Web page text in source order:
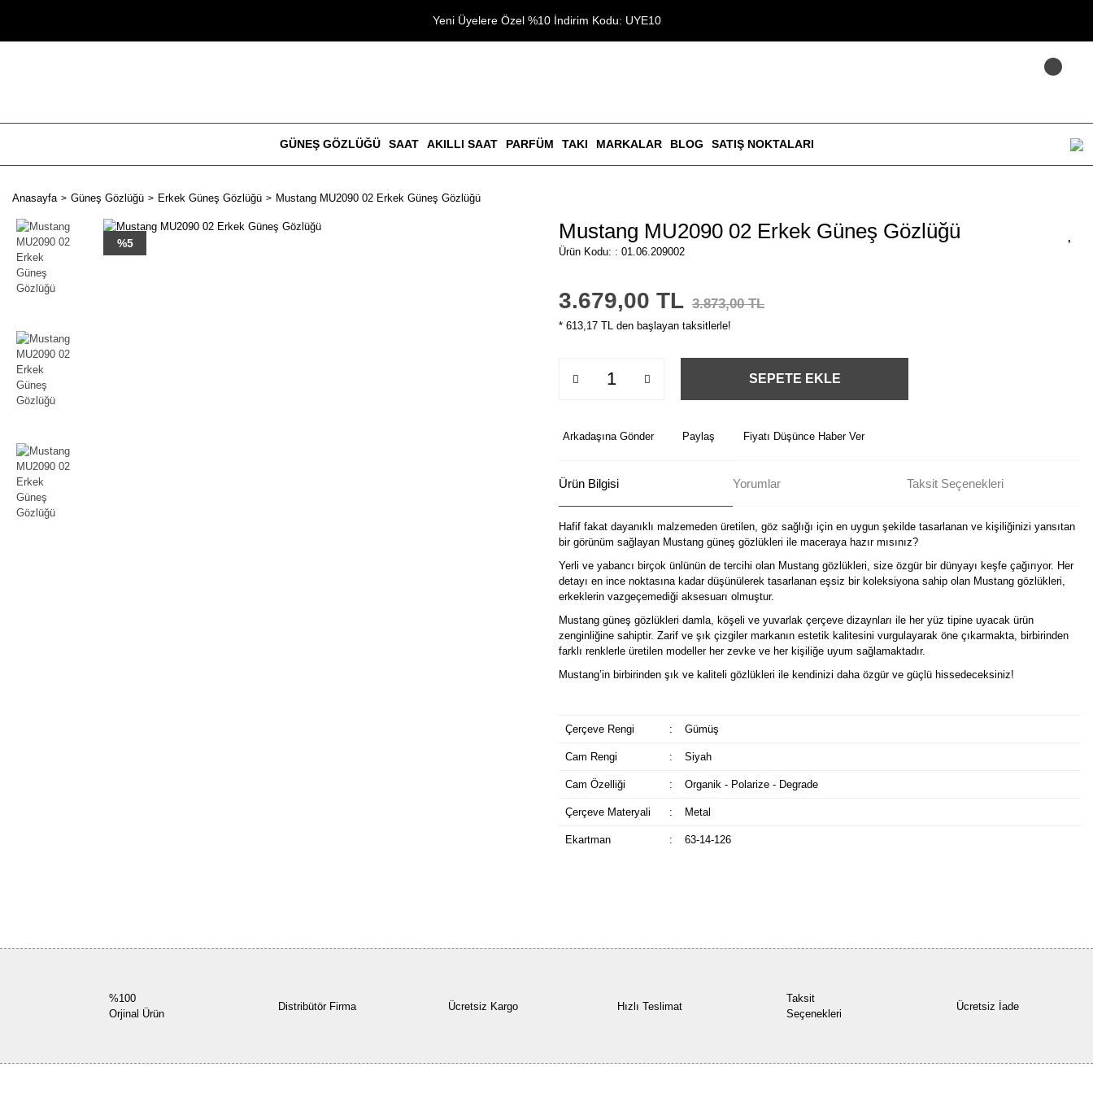
Yeni Üyelere Özel %10 İndirim Kodu: UYE10
GÜNEŞ GÖZLÜĞÜ SAAT AKILLI SAAT PARFÜM TAKI MARKALAR BLOG SATIŞ NOKTALARI
Anasayfa Güneş Gözlüğü Erkek Güneş Gözlüğü Mustang MU2090 02 Erkek Güneş Gözlüğü
%5 Mustang MU2090 02 Erkek Güneş Gözlüğü
Ürün Kodu: : 01.06.209002
3.679,00 TL 3.873,00 TL
* 613,17 TL den başlayan taksitlerle!
SEPETE EKLE
Arkadaşına Gönder Paylaş Fiyatı Düşünce Haber Ver
Ürün Bilgisi Yorumlar Taksit Seçenekleri
Hafif fakat dayanıklı malzemeden üretilen, göz sağlığı için en uygun şekilde tasarlanan ve kişiliğinizi yansıtan
bir görünüm sağlayan Mustang güneş gözlükleri ile maceraya hazır mısınız?
Yerli ve yabancı birçok ünlünün de tercihi olan Mustang gözlükleri, size özgür bir dünyayı keşfe çağırıyor. Her
detayı en ince noktasına kadar düşünülerek tasarlanan eşsiz bir koleksiyona sahip olan Mustang gözlükleri,
erkeklerin vazgeçemediği aksesuarı olmuştur.
Mustang güneş gözlükleri damla, köşeli ve yuvarlak çerçeve dizaynları ile her yüz tipine uyacak ürün
zenginliğine sahiptir. Zarif ve şık çizgiler markanın estetik kalitesini vurgulayarak öne çıkarmakta, birbirinden
farklı renklerle üretilen modeller her zevke ve her kişiliğe uyum sağlamaktadır.
Mustang’in birbirinden şık ve kaliteli gözlükleri ile kendinizi daha özgür ve güçlü hissedeceksiniz!
Çerçeve Rengi : Gümüş
Cam Rengi : Siyah
Cam Özelliği : Organik - Polarize - Degrade
Çerçeve Materyali : Metal
Ekartman : 63-14-126
%100
Orjinal Ürün
Distribütör Firma Ücretsiz Kargo Hızlı Teslimat
Taksit
Seçenekleri
Ücretsiz İade